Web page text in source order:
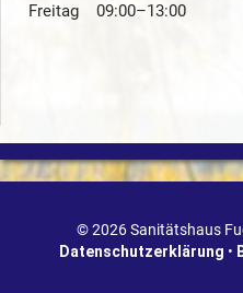
Freitag 09:00–13:00
© 2026 Sanitätshaus
Datenschutzerklärung •